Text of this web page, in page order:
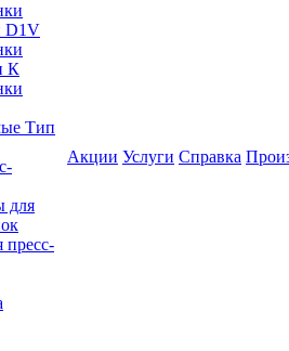
D1V
К
Тип
для
пресс-
Акции Услуги Справка